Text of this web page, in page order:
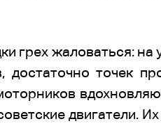
грех жаловаться:
точек
двигатели.